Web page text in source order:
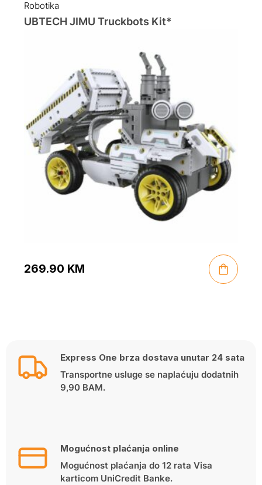
Robotika
UBTECH JIMU Truckbots Kit*
269.90 KM
Express One brza dostava unutar 24 sata
Transportne usluge se naplaćuju dodatnih
9,90 BAM.
Mogućnost plaćanja online
Mogućnost plaćanja do 12 rata Visa
karticom UniCredit Banke.